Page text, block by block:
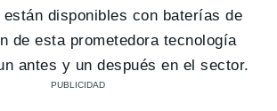
disponibles con baterías de
de esta prometedora tecnología
antes y un después en el sector.